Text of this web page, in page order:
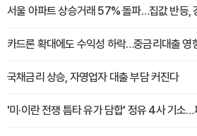
서울 아파트 상승거래 57% 돌파…집값 반등,
카드론 확대에도 수익성 하락…중금리대출 영
국채금리 상승, 자영업자 대출 부담 커진다
'미·이란 전쟁 틈타 유가 담합' 정유 4사 기소